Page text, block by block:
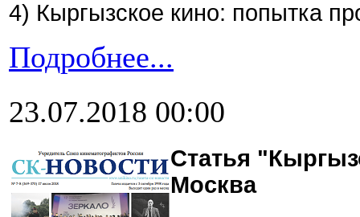
4) Кыргызское кино: попытка
Подробнее...
23.07.2018 00:00
Статья
Москва